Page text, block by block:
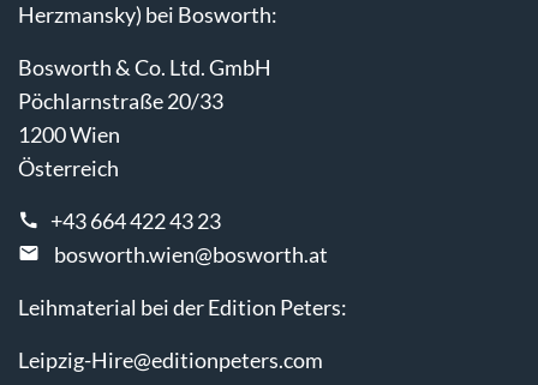
Herzmansky) bei Bosworth:
Bosworth & Co. Ltd. GmbH
Pöchlarnstraße 20/33
1200 Wien
Österreich
+43 664 422 43 23
bosworth.wien@bosworth.at
Leihmaterial bei der Edition Peters:
Leipzig-Hire@editionpeters.com